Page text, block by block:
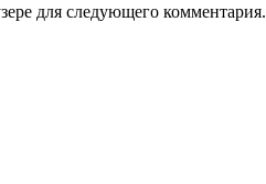
для следующего комментария.